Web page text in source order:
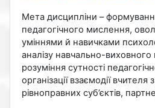
Мета дисципліни –
педагогічного мислення,
уміннями й навичками
аналізу навчально-
розуміння сутності
організації взаємодії вчителя
рівноправних суб’єктів,